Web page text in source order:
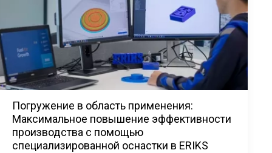
Погружение в область применения:
Максимальное повышение эффективности
производства с помощью
специализированной оснастки в ERIKS